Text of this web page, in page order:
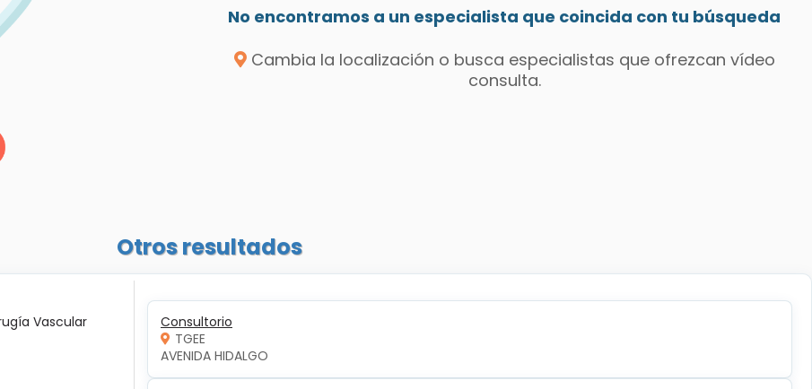
No encontramos a un especialista que coincida con tu búsqueda
Cambia la localización o busca especialistas que ofrezcan vídeo
consulta.
Otros resultados
Vascular
Consultorio
TGEE
AVENIDA HIDALGO